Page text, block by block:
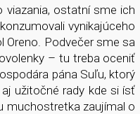
ostatní sme ich
vynikajúceho
Oreno. Podvečer sme sa
– tu treba oceniť
pána Suľu, ktorý
užitočné rady kde si ísť
muchostretka zaujímal o